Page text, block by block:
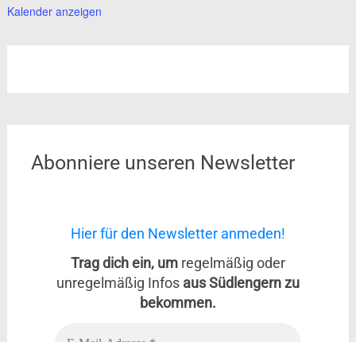
Kalender anzeigen
Abonniere unseren Newsletter
Hier für den Newsletter anmeden!
Trag dich ein, um regelmäßig oder
unregelmäßig Infos aus Südlengern zu
bekommen.